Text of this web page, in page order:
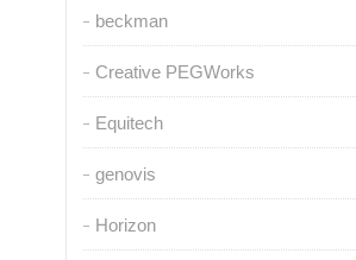
beckman
Creative PEGWorks
Equitech
genovis
Horizon